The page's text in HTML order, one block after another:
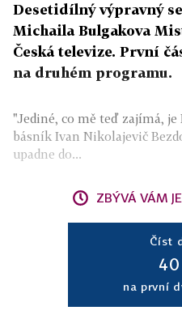
Desetidílný výpravný
Michaila Bulgakova
Česká televize. První
na druhém programu.
"Jediné, co mě teď zajímá,
básník Ivan Nikolajevič
upadne do...
ZBÝVÁ VÁM
Číst
40
na první